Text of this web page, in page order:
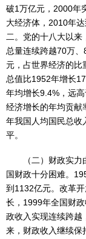
破1万亿元，2000年
大经济体，2010年
二。党的十八大以
总量连续跨越70万
元，占世界经济的
总值比1952年增长
年均增长9.4%，远
经济增长的年均贡献
年我国人均国民总收
平。
（二）财政实
国财政十分困难。
到1132亿元。改革
长，1999年全国财
政收入实现连续跨越
来，财政收入继续保